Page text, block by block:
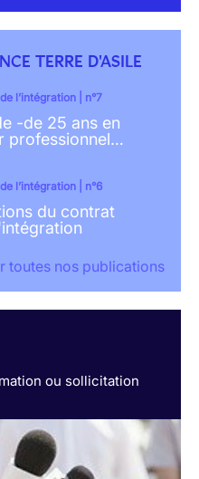
TERRE D'ASILE
l’intégration | n°7
-de 25 ans en
professionnel…
l’intégration | n°6
du contrat
toutes nos publications
ou sollicitation